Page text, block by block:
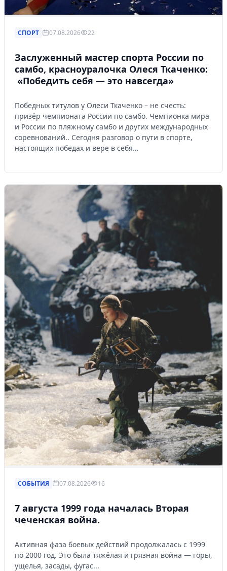
СПОРТ 07.08.2026 22
Заслуженный мастер спорта России по
самбо, красноуралочка Олеся Ткаченко:
«Победить себя — это навсегда»
Победных титулов у Олеси Ткаченко – не счесть:
призёр чемпионата России по самбо. Чемпионка мира
и России по пляжному самбо и других международных
соревнований.. Сегодня разговор о пути в спорте,
настоящих победах и вере в себя…
СОБЫТИЯ 07.08.2026 16
7 августа 1999 года началась Вторая
чеченская война.
Активная фаза боевых действий продолжалась с 1999
по 2000 год. Это была тяжёлая и грязная война — горы,
ущелья, засады, фугас...